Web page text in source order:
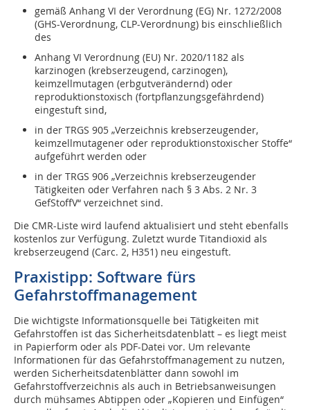
gemäß Anhang VI der Verordnung (EG) Nr. 1272/2008
(GHS-Verordnung, CLP-­Verordnung) bis einschließlich
des
Anhang VI Verordnung (EU) Nr. 2020/1182 als
karzinogen (krebserzeugend, carzi­no­gen),
keimzellmutagen (erbgutverändernd) oder
reproduktionstoxisch ­(fortpflanzungsgefährdend)
eingestuft sind,
in der TRGS 905 „Verzeichnis krebs­erzeugender,
keimzellmutagener oder reproduktionstoxischer Stoffe“
aufgeführt werden oder
in der TRGS 906 „Verzeichnis krebser­zeugender
Tätigkeiten oder Verfahren nach § 3 Abs. 2 Nr. 3
GefStoffV“ verzeichnet sind.
Die CMR-Liste wird laufend aktualisiert und steht ebenfalls
kostenlos zur Verfügung. Zuletzt wurde Titandioxid als
krebserzeugend (Carc. 2, H351) neu eingestuft.
Praxistipp: Software fürs
Gefahrstoffmanagement
Die wichtigste Informationsquelle bei Tätigkeiten mit
Gefahrstoffen ist das Sicherheitsdatenblatt – es liegt meist
in Papierform oder als PDF-Datei vor. Um relevante
Informationen für das Gefahrstoffmanagement zu ­nutzen,
werden Sicherheitsdatenblätter dann sowohl im
Gefahrstoffverzeichnis als auch in Betriebsanweisungen
durch müh­sames Abtippen oder „Kopieren und Einfügen“